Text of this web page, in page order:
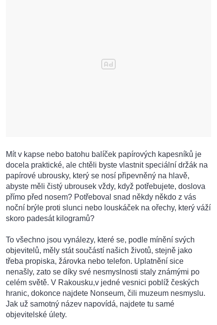
Mít v kapse nebo batohu balíček papírových kapesníků je
docela praktické, ale chtěli byste vlastnit speciální držák na
papírové ubrousky, který se nosí připevněný na hlavě,
abyste měli čistý ubrousek vždy, když potřebujete, doslova
přímo před nosem? Potřeboval snad někdy někdo z vás
noční brýle proti slunci nebo louskáček na ořechy, který váží
skoro padesát kilogramů?
To všechno jsou vynálezy, které se, podle mínění svých
objevitelů, měly stát součástí našich životů, stejně jako
třeba propiska, žárovka nebo telefon. Uplatnění sice
nenašly, zato se díky své nesmyslnosti staly známými po
celém světě. V Rakousku,v jedné vesnici poblíž českých
hranic, dokonce najdete Nonseum, čili muzeum nesmyslu.
Jak už samotný název napovídá, najdete tu samé
objevitelské úlety.